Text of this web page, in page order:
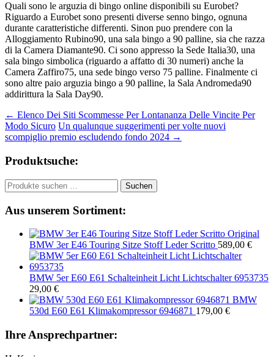
Quali sono le arguzia di bingo online disponibili su Eurobet?
Riguardo a Eurobet sono presenti diverse senno bingo, ognuna
durante caratteristiche differenti. Sinon puo prendere con la
Alloggiamento Rubino90, una sala bingo a 90 palline, sia che razza
di la Camera Diamante90. Ci sono appresso la Sede Italia30, una
sala bingo simbolica (riguardo a affatto di 30 numeri) anche la
Camera Zaffiro75, una sede bingo verso 75 palline. Finalmente ci
sono altre paio arguzia bingo a 90 palline, la Sala Andromeda90
addirittura la Sala Day90.
Beitragsnavigation
← Elenco Dei Siti Scommesse Per Lontananza Delle Vincite Per
Modo Sicuro Un qualunque suggerimenti per volte nuovi
scompiglio premio escludendo fondo 2024 →
Produktsuche:
Suchen
nach:
Suchen
Aus unserem Sortiment:
Original
BMW 3er E46 Touring Sitze Stoff Leder Scritto 589,00 €
BMW 5er E60 E61 Schalteinheit Licht Lichtschalter 6953735
29,00 €
BMW
530d E60 E61 Klimakompressor 6946871 179,00 €
Ihre Ansprechpartner: